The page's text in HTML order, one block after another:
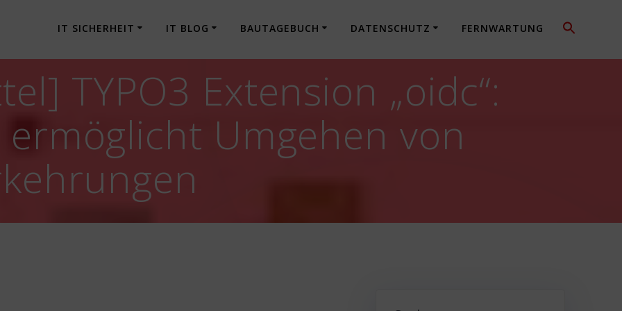
IT SICHERHEIT IT BLOG BAUTAGEBUCH DATENSCHUTZ FERNWARTUNG
TYPO3 Extension „oidc“:
Umgehen von